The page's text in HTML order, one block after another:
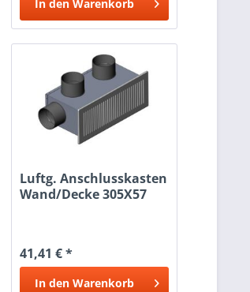
In den Warenkorb
Luftg. Anschlusskasten
Wand/Decke 305X57
41,41 € *
In den Warenkorb